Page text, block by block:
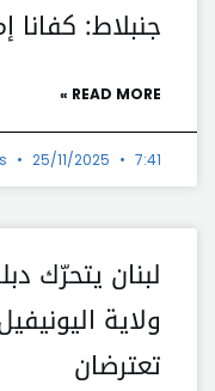
جنبلاط: كفانا
READ MORE »
25/11/2025 7:41 م
لبنان يتحرّك
ولاية
تعترضان